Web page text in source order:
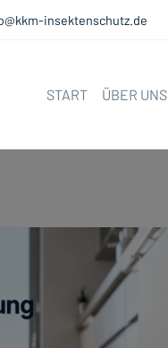
insektenschutz.de
START ÜBER UNS